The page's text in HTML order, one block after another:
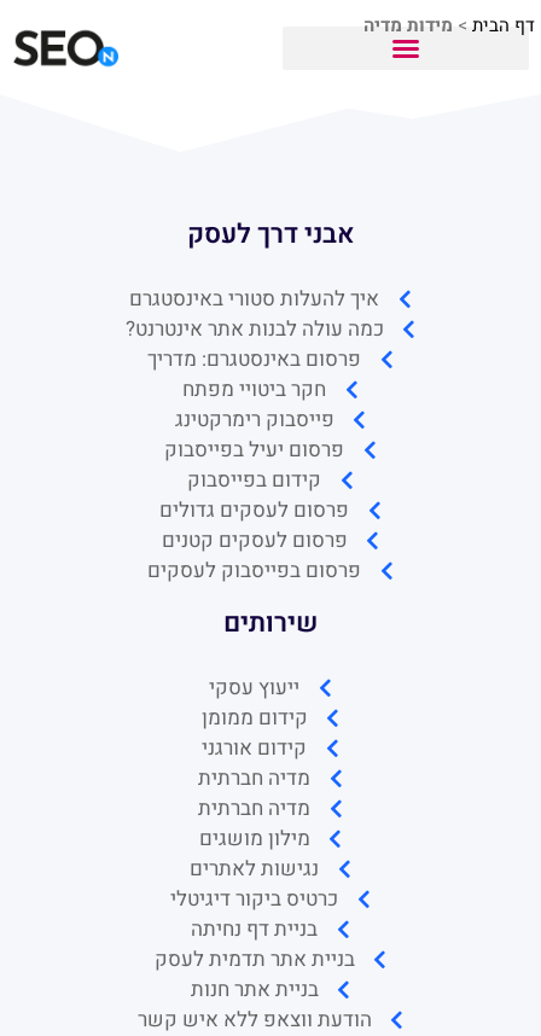
דף הבית > מידות מדיה
אבני דרך לעסק
איך להעלות סטורי באינסטגרם
כמה עולה לבנות אתר אינטרנט?
פרסום באינסטגרם: מדריך
חקר ביטויי מפתח
פייסבוק רימרקטינג
פרסום יעיל בפייסבוק
קידום בפייסבוק
פרסום לעסקים גדולים
פרסום לעסקים קטנים
פרסום בפייסבוק לעסקים
שירותים
ייעוץ עסקי
קידום ממומן
קידום אורגני
מדיה חברתית
מדיה חברתית
מילון מושגים
נגישות לאתרים
כרטיס ביקור דיגיטלי
בניית דף נחיתה
בניית אתר תדמית לעסק
בניית אתר חנות
הודעת ווצאפ ללא איש קשר